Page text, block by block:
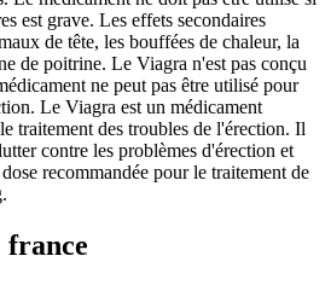
est grave. Les effets secondaires
de tête, les bouffées de chaleur, la
de poitrine. Le Viagra n'est pas conçu
ne peut pas être utilisé pour
Le Viagra est un médicament
traitement des troubles de l'érection. Il
contre les problèmes d'érection et
recommandée pour le traitement de
france